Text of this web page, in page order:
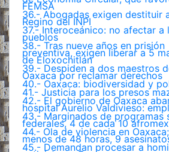
FEMSA
36.- Abogadas exigen destituir
Regino del INPI
37.- Interoceánico: no afectar a
pueblos
38.- Tras nueve años en prisión
preventiva, exigen liberar a 5
de Eloxochitlán
39.- Despiden a dos maestros
Oaxaca por reclamar derechos
40.- Oaxaca: biodiversidad y
41.- Justicia para los presos
42.- El gobierno de Oaxaca
hospital Aurelio Valdivieso:
43.- Marginados de programas
federales, 4 de cada 10
44.- Ola de violencia en
menos de 48 horas, 9
45.- Demandan procesar a